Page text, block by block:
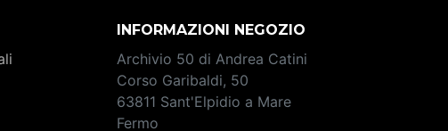
INFORMAZIONI NEGOZIO
Archivio 50 di Andrea Catini
Corso Garibaldi, 50
63811 Sant'Elpidio a Mare
Fermo